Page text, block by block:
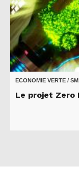
ECONOMIE VERTE /
Le projet Zero